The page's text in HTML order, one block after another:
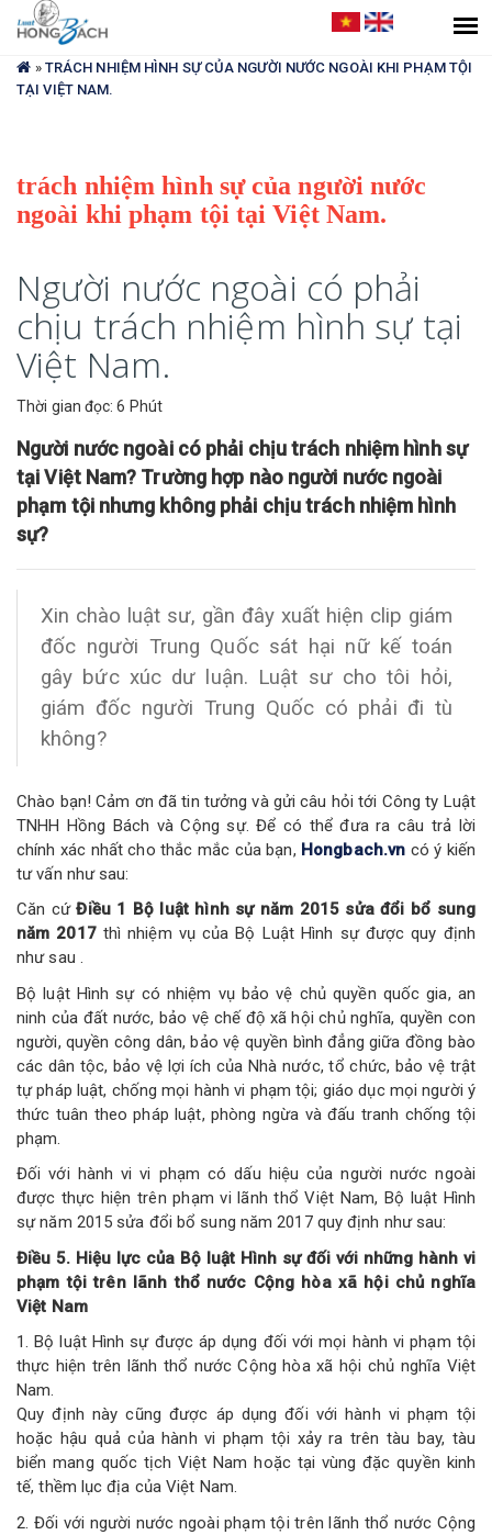
Bạn
đang
ở
» TRÁCH NHIỆM HÌNH SỰ CỦA NGƯỜI NƯỚC NGOÀI KHI PHẠM TỘI
TẠI VIỆT NAM.
trách nhiệm hình sự của người nước
ngoài khi phạm tội tại Việt Nam.
Người nước ngoài có phải
chịu trách nhiệm hình sự tại
Việt Nam.
Thời gian đọc: 6 Phút
Người nước ngoài có phải chịu trách nhiệm hình sự
tại Việt Nam? Trường hợp nào người nước ngoài
phạm tội nhưng không phải chịu trách nhiệm hình
sự?
Xin chào luật sư, gần đây xuất hiện clip giám
đốc người Trung Quốc sát hại nữ kế toán
gây bức xúc dư luận. Luật sư cho tôi hỏi,
giám đốc người Trung Quốc có phải đi tù
không?
Chào bạn! Cảm ơn đã tin tưởng và gửi câu hỏi tới Công ty Luật
TNHH Hồng Bách và Cộng sự. Để có thể đưa ra câu trả lời
chính xác nhất cho thắc mắc của bạn, Hongbach.vn có ý kiến
tư vấn như sau:
Căn cứĐiều 1 Bộ luật hình sự năm 2015 sửa đổi bổ sung
năm 2017 thì nhiệm vụ của Bộ Luật Hình sự được quy định
như sau .
Bộ luật Hình sự có nhiệm vụ bảo vệ chủ quyền quốc gia, an
ninh của đất nước, bảo vệ chế độ xã hội chủ nghĩa, quyền con
người, quyền công dân, bảo vệ quyền bình đẳng giữa đồng bào
các dân tộc, bảo vệ lợi ích của Nhà nước, tổ chức, bảo vệ trật
tự pháp luật, chống mọi hành vi phạm tội; giáo dục mọi người ý
thức tuân theo pháp luật, phòng ngừa và đấu tranh chống tội
phạm.
Đối với hành vi vi phạm có dấu hiệu của người nước ngoài
được thực hiện trên phạm vi lãnh thổ Việt Nam, Bộ luật Hình
sự năm 2015 sửa đổi bổ sung năm 2017 quy định như sau:
Điều 5. Hiệu lực của Bộ luật Hình sự đối với những hành vi
phạm tội trên lãnh thổ nước Cộng hòa xã hội chủ nghĩa
Việt Nam
1. Bộ luật Hình sự được áp dụng đối với mọi hành vi phạm tội
thực hiện trên lãnh thổ nước Cộng hòa xã hội chủ nghĩa Việt
Nam.
Quy định này cũng được áp dụng đối với hành vi phạm tội
hoặc hậu quả của hành vi phạm tội xảy ra trên tàu bay, tàu
biển mang quốc tịch Việt Nam hoặc tại vùng đặc quyền kinh
tế, thềm lục địa của Việt Nam.
2. Đối với người nước ngoài phạm tội trên lãnh thổ nước Cộng